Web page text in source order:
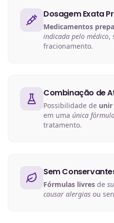
Dosagem Exata
Medicamentos
indicada pelo médico,
fracionamento.
Combinação de
Possibilidade de unir
em uma única
tratamento.
Sem
Fórmulas livres de
causar alergias ou